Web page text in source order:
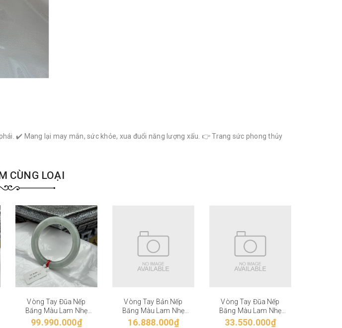
✔️ Mang lại may mắn, sức khỏe, xua đuổi năng lượng xấu. 👉 Trang sức phong thủy
CÙNG LOẠI
Vòng Tay Đũa Nếp
Băng Màu Lam Nhẹ
VT-28-001
99.990.000₫
Vòng Tay Bản Nếp
Băng Màu Lam Nhẹ
VT-27-006
16.888.000₫
Vòng Tay Đũa Nếp
Băng Màu Lam Nhẹ
VT-27-005
33.550.000₫